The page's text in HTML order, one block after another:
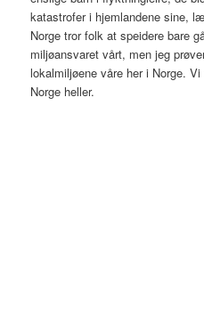
katastrofer i hjemlandene sine,
Norge tror folk at speidere bare
miljøansvaret vårt, men jeg
lokalmiljøene våre her i Norge.
Norge heller.